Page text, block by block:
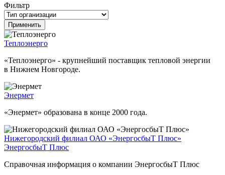
Фильтр
Теплоэнерго
«Теплоэнерго» - крупнейший поставщик тепловой энергии
в Нижнем Новгороде.
Энермет
«Энермет» образована в конце 2000 года.
Нижегородский филиал ОАО «ЭнергосбыТ Плюс»
ЭнергосбыТ Плюс
Справочная информация о компании ЭнергосбыТ Плюс